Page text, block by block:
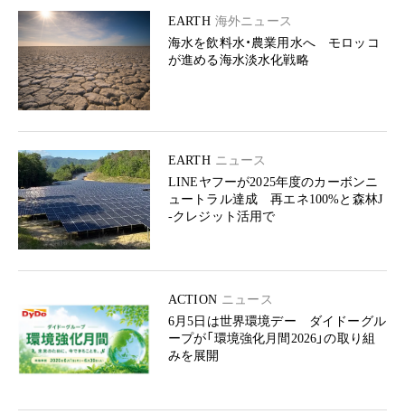
EARTH 海外ニュース
海水を飲料水・農業用水へ モロッコ
が進める海水淡水化戦略
EARTH ニュース
LINEヤフーが2025年度のカーボンニ
ュートラル達成 再エネ100%と森林J
-クレジット活用で
ACTION ニュース
6月5日は世界環境デー ダイドーグル
ープが「環境強化月間2026」の取り組
みを展開